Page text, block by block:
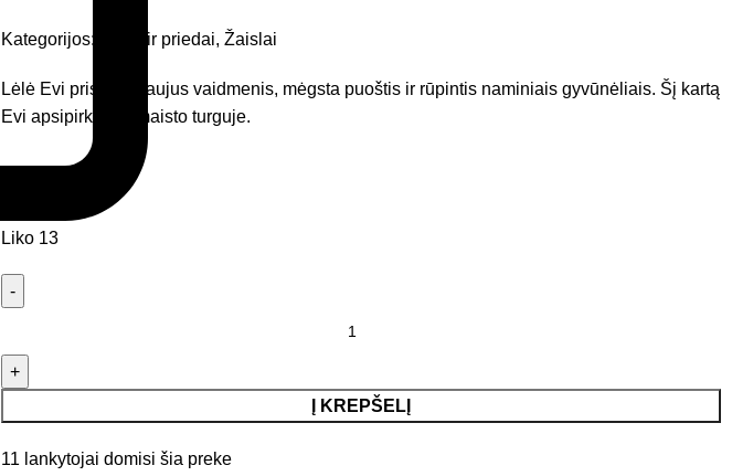
Kategorijos: Lėlės ir priedai, Žaislai
Lėlė Evi prisiima naujus vaidmenis, mėgsta puoštis ir rūpintis naminiais gyvūnėliais. Šį kartą
Evi apsipirkinėja maisto turguje.
Liko 13
Į KREPŠELĮ
11 lankytojai domisi šia preke